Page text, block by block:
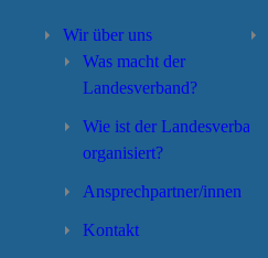
Wir über uns
Was macht der
Landesverband?
Wie ist der Landesverband
organisiert?
Ansprechpartner/innen
Kontakt